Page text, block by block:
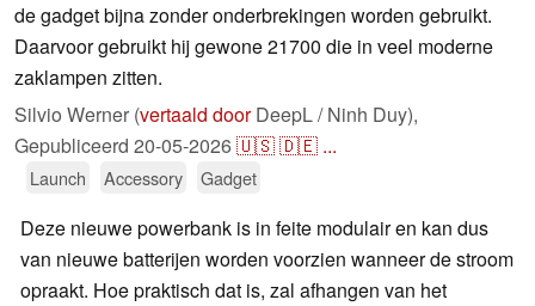
de gadget bijna zonder onderbrekingen worden gebruikt.
Daarvoor gebruikt hij gewone 21700 die in veel moderne
zaklampen zitten.
Silvio Werner (vertaald doorDeepL / Ninh Duy),
Gepubliceerd 20-05-2026🇺🇸🇩🇪 ...
Launch Accessory Gadget
Deze nieuwe powerbank is in feite modulair en kan dus
van nieuwe batterijen worden voorzien wanneer de stroom
opraakt. Hoe praktisch dat is, zal afhangen van het